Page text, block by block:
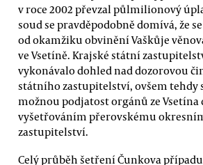
v roce 2002 převzal půlmilionový
soud se pravděpodobně domívá, že
od okamžiku obvinění Vaškůje
ve Vsetíně. Krajské státní
vykonávalo dohled nad dozorovou
státního zastupitelství, ovšem tehdy
možnou podjatost orgánů ze Vsetína
vyšetřováním přerovskému
zastupitelství.
Celý průběh šetření Čunkova